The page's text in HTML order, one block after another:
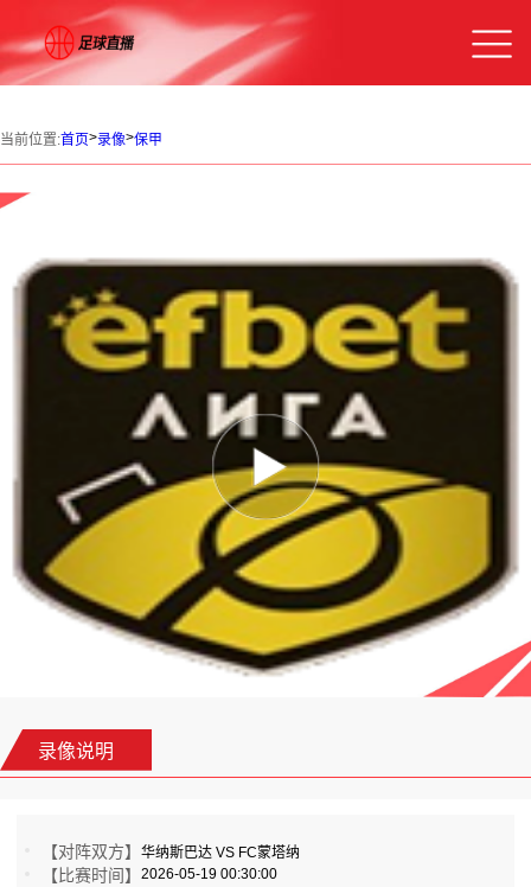
当前位置:首页>录像>保甲
录像说明
【对阵双方】华纳斯巴达 VS FC蒙塔纳
【比赛时间】2026-05-19 00:30:00